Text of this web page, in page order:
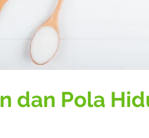
dan Pola